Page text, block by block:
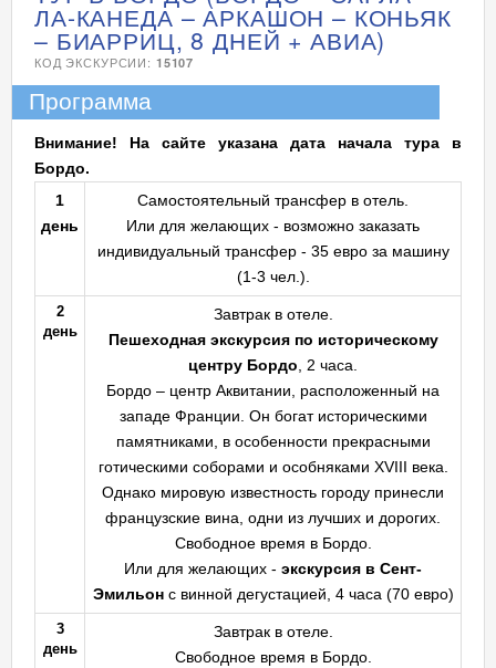
ЛА-КАНЕДА – АРКАШОН – КОНЬЯК
– БИАРРИЦ, 8 ДНЕЙ + АВИА)
КОД ЭКСКУРСИИ: 15107
Программа
Внимание! На сайте указана дата начала тура в
Бордо.
1
день
Самостоятельный трансфер в отель.
Или для желающих - возможно заказать
индивидуальный трансфер - 35 евро за машину
(1-3 чел.).
2
день
Завтрак в отеле.
Пешеходная экскурсия по историческому
центру Бордо , 2 часа.
Бордо – центр Аквитании, расположенный на
западе Франции. Он богат историческими
памятниками, в особенности прекрасными
готическими соборами и особняками XVIII века.
Однако мировую известность городу принесли
французские вина, одни из лучших и дорогих.
Свободное время в Бордо.
Или для желающих - экскурсия в Сент-
Эмильонс винной дегустацией, 4 часа (70 евро)
3
день
Завтрак в отеле.
Свободное время в Бордо.